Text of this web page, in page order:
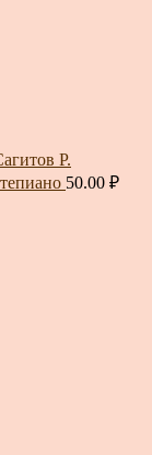
Р.
50.00 ₽